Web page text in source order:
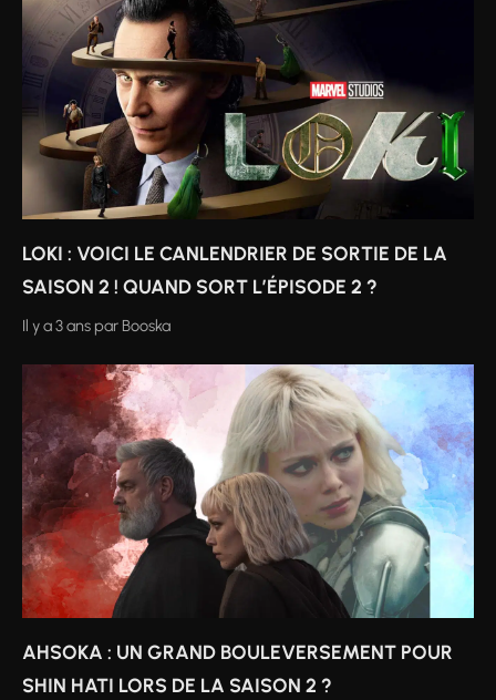
LOKI : VOICI LE CANLENDRIER DE SORTIE DE LA
SAISON 2 ! QUAND SORT L’ÉPISODE 2 ?
Il y a 3 ans par Booska
AHSOKA : UN GRAND BOULEVERSEMENT POUR
SHIN HATI LORS DE LA SAISON 2 ?